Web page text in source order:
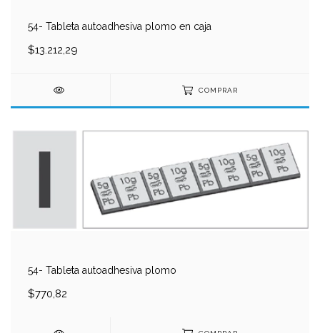
54- Tableta autoadhesiva plomo en caja
$13.212,29
COMPRAR
54- Tableta autoadhesiva plomo
$770,82